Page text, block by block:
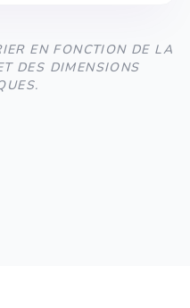
EN FONCTION DE LA
DES DIMENSIONS